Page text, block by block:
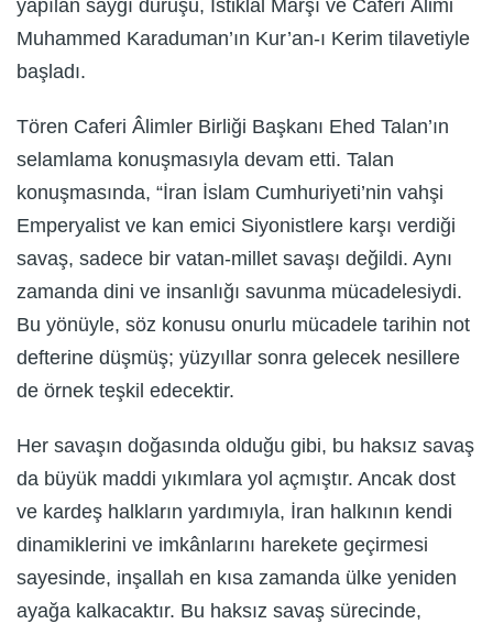
yapılan saygı duruşu, İstiklal Marşı ve Caferi Âlimi
Muhammed Karaduman’ın Kur’an-ı Kerim tilavetiyle
başladı.
Tören Caferi Âlimler Birliği Başkanı Ehed Talan’ın
selamlama konuşmasıyla devam etti. Talan
konuşmasında, “İran İslam Cumhuriyeti’nin vahşi
Emperyalist ve kan emici Siyonistlere karşı verdiği
savaş, sadece bir vatan-millet savaşı değildi. Aynı
zamanda dini ve insanlığı savunma mücadelesiydi.
Bu yönüyle, söz konusu onurlu mücadele tarihin not
defterine düşmüş; yüzyıllar sonra gelecek nesillere
de örnek teşkil edecektir.
Her savaşın doğasında olduğu gibi, bu haksız savaş
da büyük maddi yıkımlara yol açmıştır. Ancak dost
ve kardeş halkların yardımıyla, İran halkının kendi
dinamiklerini ve imkânlarını harekete geçirmesi
sayesinde, inşallah en kısa zamanda ülke yeniden
ayağa kalkacaktır. Bu haksız savaş sürecinde,